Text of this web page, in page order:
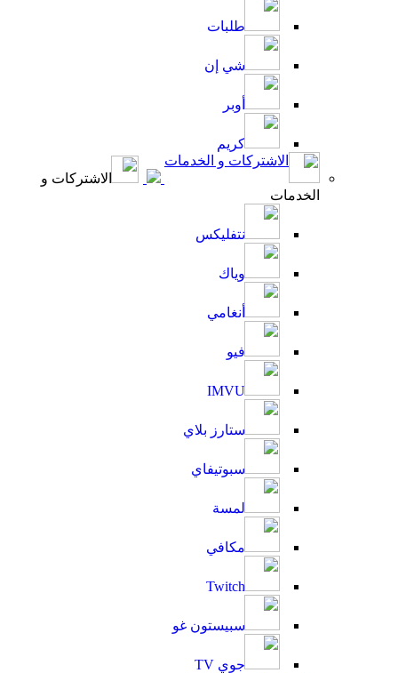
طلبات
شي إن
أوبر
كريم
الاشتركات و الخدمات
الاشتركات و
الخدمات
نتفليكس
وياك
أنغامي
فيو
IMVU
ستارز بلاي
سبوتيفاي
لمسة
مكافي
Twitch
سبيستون غو
جوي TV